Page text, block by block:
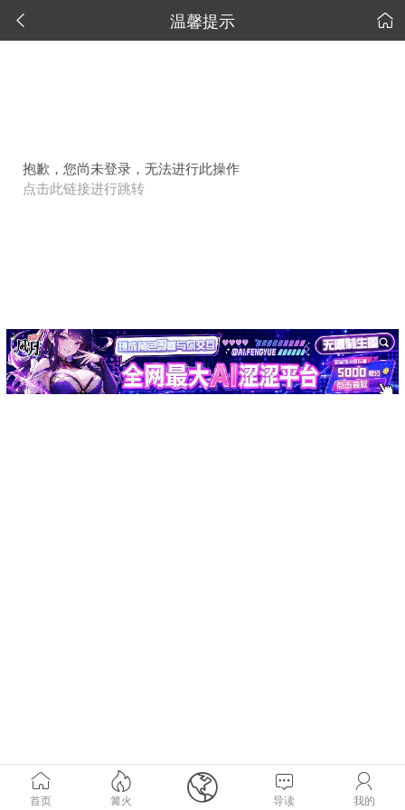
 温馨提示 
抱歉，您尚未登录，无法进行此操作
点击此链接进行跳转

首页

篝火  
导读

我的